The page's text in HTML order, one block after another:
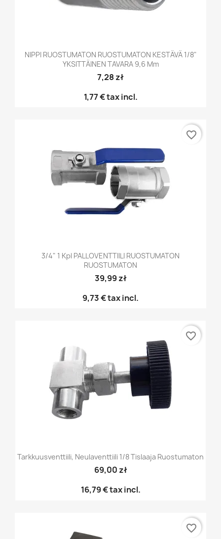
NIPPI RUOSTUMATON RUOSTUMATON KESTÄVÄ 1/8"
YKSITTÄINEN TAVARA 9,6 Mm
7,28 zł
1,77 €tax incl.
3/4" 1 Kpl PALLOVENTTIILI RUOSTUMATON
RUOSTUMATON
39,99 zł
9,73 €tax incl.
favorite_border
Tarkkuusventtiili, Neulaventtiili 1/8 Tislaaja Ruostumaton
69,00 zł
16,79 €tax incl.
favorite_border
favorite_border